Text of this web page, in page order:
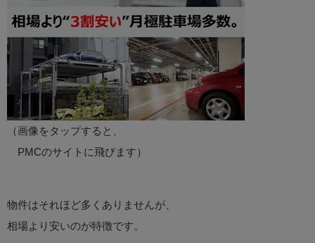
（画像をタップすると、
PMCのサイトに飛びます）
物件はそれほど多くありませんが、
相場より安いのが特徴です。